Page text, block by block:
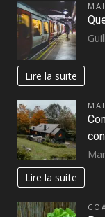
Lire la suite
Lire la suite